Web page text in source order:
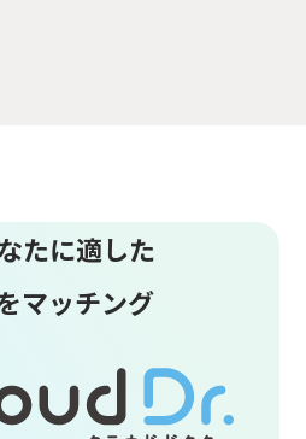
たに適した
マッチング